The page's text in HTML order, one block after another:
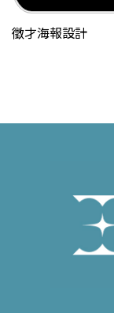
徵才海報設計